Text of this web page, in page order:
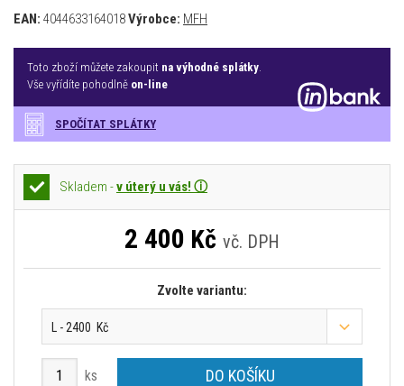
EAN: 4044633164018Výrobce: MFH
Toto zboží můžete zakoupit na výhodné splátky.
Vše vyřídíte pohodlně on-line
SPOČÍTAT SPLÁTKY
Skladem -v úterý u vás! ⓘ
2 400 Kč vč. DPH
Zvolte variantu:
L - 2400 Kč
ks DO KOŠÍKU